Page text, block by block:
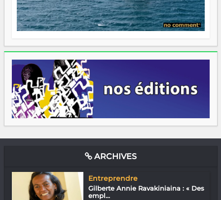
ARCHIVES
Entreprendre
Gilberte Annie Ravakiniaina : « Des
empl...